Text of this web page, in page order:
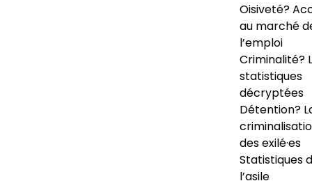
Oisiveté?
au marché
l’emploi
Criminalité?
statistiques
décryptées
Détention?
des exilé·es
Statistiques
l’asile